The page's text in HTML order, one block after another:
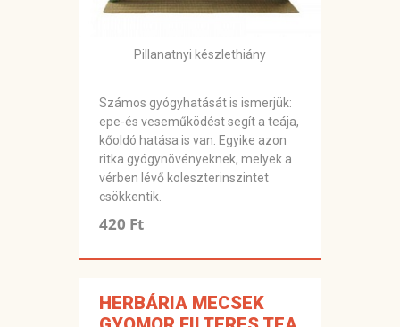
Pillanatnyi készlethiány
Számos gyógyhatását is ismerjük:
epe-és veseműködést segít a teája,
kőoldó hatása is van. Egyike azon
ritka gyógynövényeknek, melyek a
vérben lévő koleszterinszintet
csökkentik.
420 Ft
HERBÁRIA MECSEK